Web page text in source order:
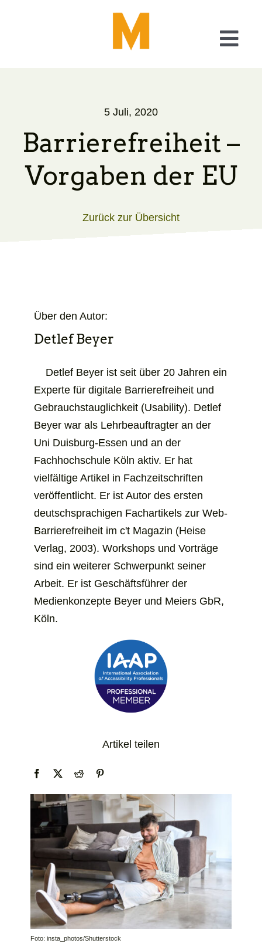
Checkliste Barrierefreiheit
A11y – Generator
5 Juli, 2020
Barriere­freiheit –
Vorgaben der EU
Zurück zur Übersicht
Über den Autor:
Detlef Beyer
Detlef Beyer ist seit über 20 Jahren ein
Experte für digitale Barrierefreiheit und
Gebrauchs­­tauglich­­keit (Usability). Detlef
Beyer war als Lehr­­beauftragter an der
Uni Duisburg-Essen und an der
Fachhochschule Köln aktiv. Er hat
vielfältige Artikel in Fach­­zeitschriften
veröffentlicht. Er ist Autor des ersten
deutschsprachigen Fachartikels zur Web-
Barrierefreiheit im c't Magazin (Heise
Verlag, 2003). Workshops und Vorträge
sind ein weiterer Schwer­­punkt seiner
Arbeit. Er ist Geschäfts­­führer der
Medienkonzepte Beyer und Meiers GbR,
Köln.
Artikel teilen
Foto: insta_photos/Shutterstock